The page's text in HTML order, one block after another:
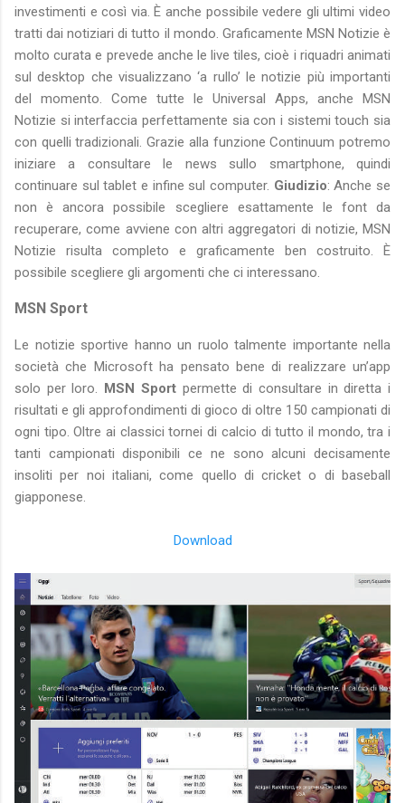
investimenti e così via. È anche possibile vedere gli ultimi video
tratti dai notiziari di tutto il mondo. Graficamente MSN Notizie è
molto curata e prevede anche le live tiles, cioè i riquadri animati
sul desktop che visualizzano ‘a rullo’ le notizie più importanti
del momento. Come tutte le Universal Apps, anche MSN
Notizie si interfaccia perfettamente sia con i sistemi touch sia
con quelli tradizionali. Grazie alla funzione Continuum potremo
iniziare a consultare le news sullo smartphone, quindi
continuare sul tablet e infine sul computer. Giudizio: Anche se
non è ancora possibile scegliere esattamente le font da
recuperare, come avviene con altri aggregatori di notizie, MSN
Notizie risulta completo e graficamente ben costruito. È
possibile scegliere gli argomenti che ci interessano.
MSN Sport
Le notizie sportive hanno un ruolo talmente importante nella
società che Microsoft ha pensato bene di realizzare un’app
solo per loro. MSN Sportpermette di consultare in diretta i
risultati e gli approfondimenti di gioco di oltre 150 campionati di
ogni tipo. Oltre ai classici tornei di calcio di tutto il mondo, tra i
tanti campionati disponibili ce ne sono alcuni decisamente
insoliti per noi italiani, come quello di cricket o di baseball
giapponese.
Download